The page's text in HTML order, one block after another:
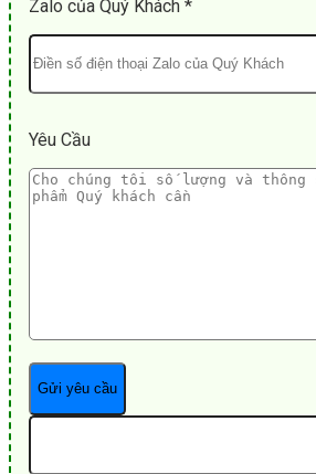
Zalo của Quý Khách *
Yêu Cầu